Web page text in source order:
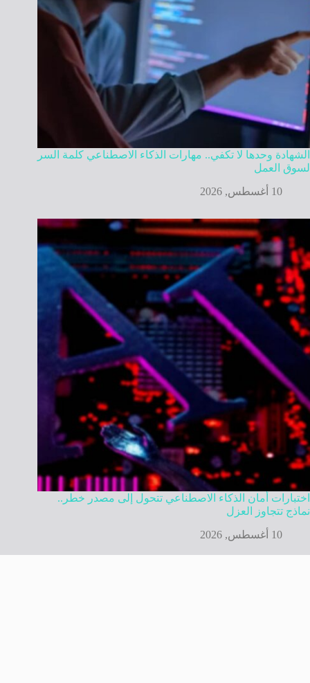
الشهادة وحدها لا تكفي.. مهارات الذكاء الاصطناعي كلمة السر
لسوق العمل
10 أغسطس, 2026
اختبارات أمان الذكاء الاصطناعي تتحول إلى مصدر خطر..
نماذج تتجاوز العزل
10 أغسطس, 2026